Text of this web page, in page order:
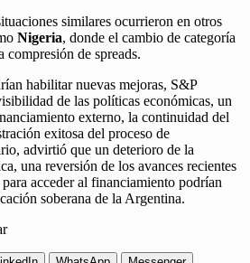
similares ocurrieron en otros
Nigeria, donde el cambio de categoría
compresión de spreads.
habilitar nuevas mejoras, S&P
de las políticas económicas, un
externo, la continuidad del
exitosa del proceso de
advirtió que un deterioro de la
una reversión de los avances recientes
acceder al financiamiento podrían
soberana de la Argentina.